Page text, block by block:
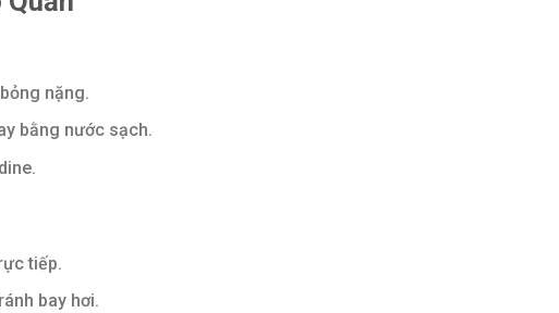
nặng.
bằng nước sạch.
tiếp.
bay hơi.